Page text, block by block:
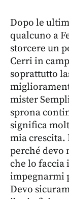
Dopo le
qualcuno a
storcere un
Cerri in
soprattutto
mister
sprona
significa
mia crescita.
perché devo
che lo faccia
impegnarmi
Devo